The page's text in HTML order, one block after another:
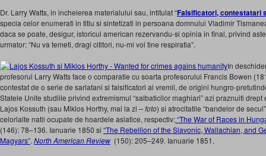
Dr. Larry Watts, in incheierea materialului sau, intitulat “Falsificatori, contestatari
specia celor enumerati in titlu si sintetizati in persoana domnului Vladimir
daca se poate, desigur, istoricul american rezervandu-si opinia in final, privind
urmator: “Nu va temeti, dragi cititori, nu-mi voi tine respiratia”.
In
profesorul Larry Watts face o comparatie cu soarta profesorului Francis Bowen
contestat de o serie de sarlatani si falsificatori ai vremii, de origini hungro-
Statele Unite studiile privind extremismul “salbaticilor maghiari” azi praznuiti
Lajos Kossuth (sau Miklos Horthy, mai la zi –foto) si atrocitatile “bandelor de
celorlalte natii ocupate de hoardele asiatice, respectiv:“The War of Races in
(146): 78–136. Ianuarie 1850 si “The Rebellion of the Slavonic, Wallachian, and
Magyars”. North American Review (150): 205–249. Ianuarie 1851.